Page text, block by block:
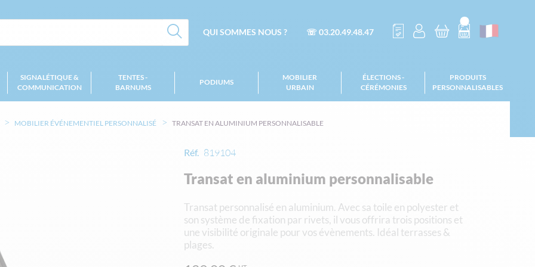
QUI SOMMES NOUS ? ☏ 03.20.49.48.47
SIGNALÉTIQUE &
COMMUNICATION
TENTES -
BARNUMS
PODIUMS
MOBILIER
URBAIN
ÉLECTIONS -
CÉRÉMONIES
PRODUITS
PERSONNALISABLES
MOBILIER ÉVÉNEMENTIEL PERSONNALISÉ TRANSAT EN ALUMINIUM PERSONNALISABLE
Réf. 819104
Transat en aluminium personnalisable
Transat personnalisé en aluminium. Avec sa toile en polyester et
son système de fixation par rivets, il vous offrira trois positions et
une visibilité originale pour vos évènements. Idéal terrasses &
plages.